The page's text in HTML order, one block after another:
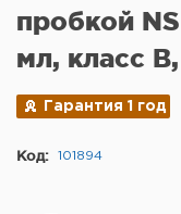
пробкой
мл, класс
Гарантия 1 год
Код: 101894